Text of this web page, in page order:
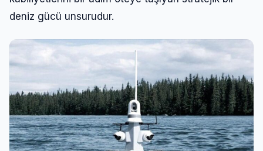
deniz gücü unsurudur.